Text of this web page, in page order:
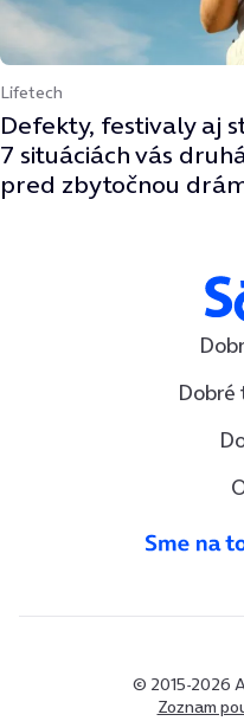
Lifetech
Defekty, festivaly aj
7 situáciách vás
pred zbytočnou
© 2015-2026
Zoznam